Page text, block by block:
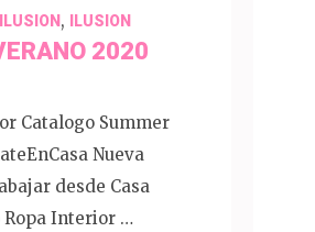
, ILUSION
2020
Catalogo Summer
Nueva
desde Casa
Ropa Interior …